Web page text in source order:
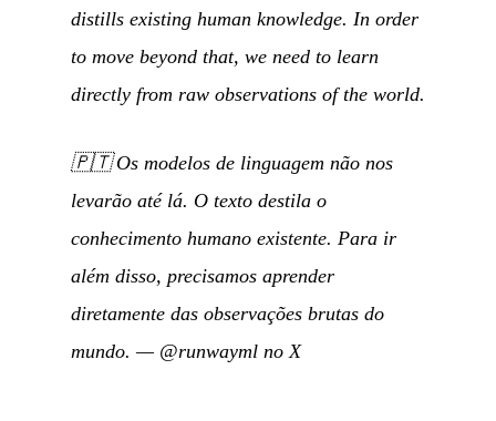
distills existing human knowledge. In order
to move beyond that, we need to learn
directly from raw observations of the world.
🇵🇹Os modelos de linguagem não nos
levarão até lá. O texto destila o
conhecimento humano existente. Para ir
além disso, precisamos aprender
diretamente das observações brutas do
mundo. — @runwayml no X